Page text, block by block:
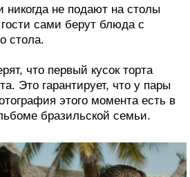
никогда не подают на столы
сами берут блюда с
стола.
что первый кусок торта
Это гарантирует, что у пары
этого момента есть в
бразильской семьи.